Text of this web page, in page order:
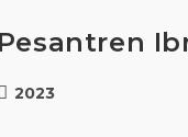
2023